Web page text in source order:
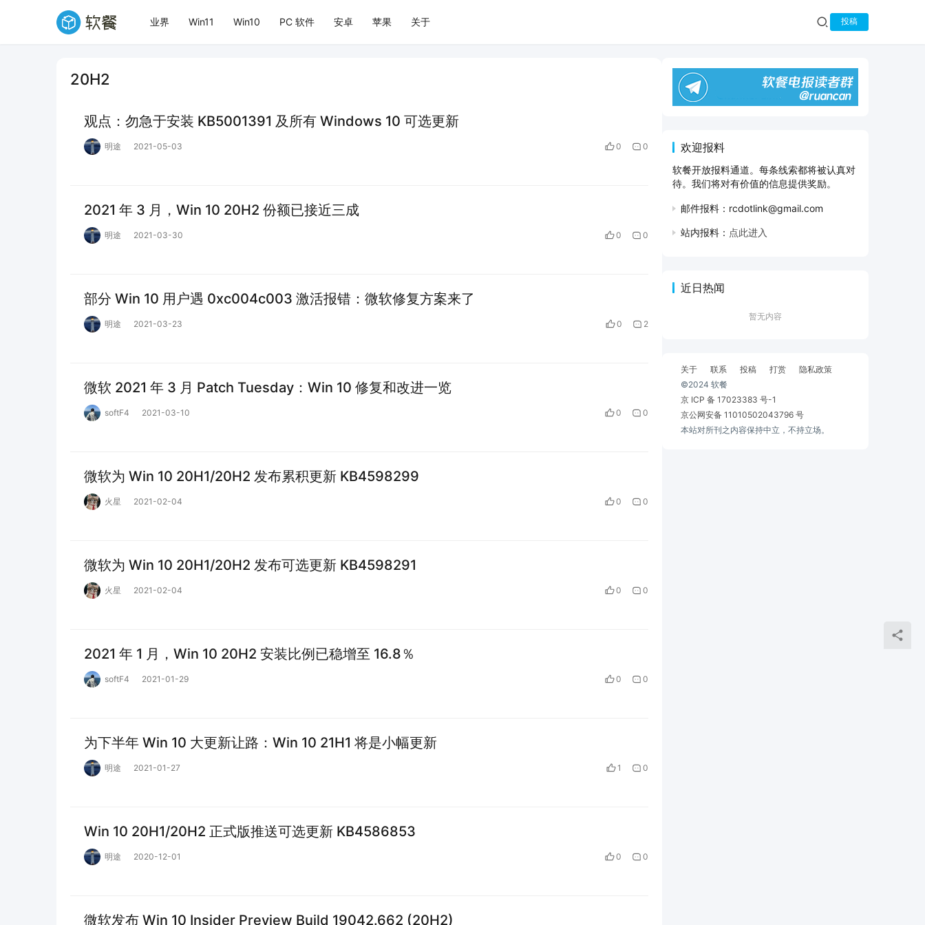
业界 Win11 Win10 PC 软件 安卓 苹果 关于 投稿
20H2
观点：勿急于安装 KB5001391 及所有 Windows 10 可选更新
明途 2021-05-03 0 0
2021 年 3 月，Win 10 20H2 份额已接近三成
明途 2021-03-30 0 0
部分 Win 10 用户遇 0xc004c003 激活报错：微软修复方案来了
明途 2021-03-23 0 2
微软 2021 年 3 月 Patch Tuesday：Win 10 修复和改进一览
softF4 2021-03-10 0 0
微软为 Win 10 20H1/20H2 发布累积更新 KB4598299
火星 2021-02-04 0 0
微软为 Win 10 20H1/20H2 发布可选更新 KB4598291
火星 2021-02-04 0 0
2021 年 1 月，Win 10 20H2 安装比例已稳增至 16.8％
softF4 2021-01-29 0 0
为下半年 Win 10 大更新让路：Win 10 21H1 将是小幅更新
明途 2021-01-27 1 0
Win 10 20H1/20H2 正式版推送可选更新 KB4586853
明途 2020-12-01 0 0
微软发布 Win 10 Insider Preview Build 19042.662 (20H2)
欢迎报料
软餐开放报料通道。每条线索都将被认真对
待。我们将对有价值的信息提供奖励。
邮件报料：rcdotlink@gmail.com
站内报料： 点此进入
近日热闻
暂无内容
关于 联系 投稿 打赏
隐私政策
©2024 软餐
京 ICP 备 17023383 号-1
京公网安备 11010502043796 号
本站对所刊之内容保持中立，不持立场。